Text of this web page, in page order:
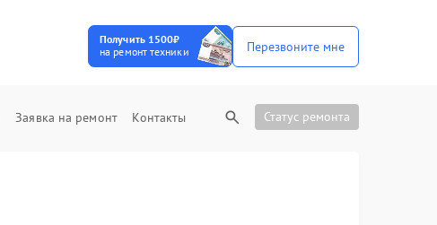
Получить 1500₽
на ремонт техники
Перезвоните мне
Заявка на ремонт Контакты Статус ремонта